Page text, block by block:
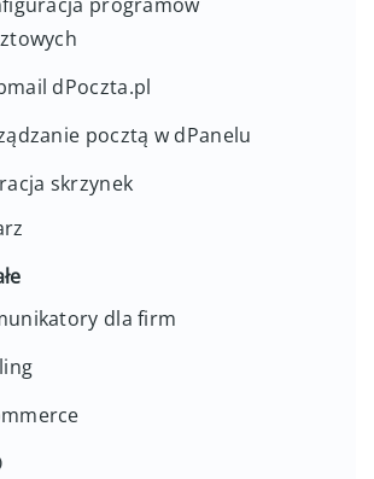
dPoczta.pl
pocztą w dPanelu
skrzynek
dla firm